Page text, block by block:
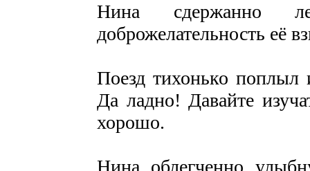
Нина сдержанно
доброжелательность её
Поезд тихонько
Да ладно! Давайте
хорошо.
Нина облегченно